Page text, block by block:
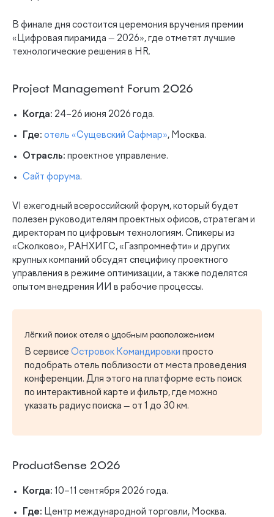
В финале дня состоится церемония вручения премии
«Цифровая пирамида — 2026», где отметят лучшие
технологические решения в HR.
Project Management Forum 2026
Когда: 24–26 июня 2026 года.
Где: отель «Сущевский Сафмар», Москва.
Отрасль: проектное управление.
Сайт форума.
VI ежегодный всероссийский форум, который будет
полезен руководителям проектных офисов, стратегам и
директорам по цифровым технологиям. Спикеры из
«Сколково», РАНХИГС, «Газпромнефти» и других
крупных компаний обсудят специфику проектного
управления в режиме оптимизации, а также поделятся
опытом внедрения ИИ в рабочие процессы.
Лёгкий поиск отеля с удобным расположением
В сервисе Островок Командировки просто
подобрать отель поблизости от места проведения
конференции. Для этого на платформе есть поиск
по интерактивной карте и фильтр, где можно
указать радиус поиска — от 1 до 30 км.
ProductSense 2026
Когда: 10–11 сентября 2026 года.
Где: Центр международной торговли, Москва.